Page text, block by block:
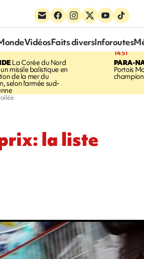
VidéosFaits diversInforoutes
La Corée du Nord
missile balistique en
de la mer du
selon l'armée sud-
14:51
PARA-
Portois
la liste